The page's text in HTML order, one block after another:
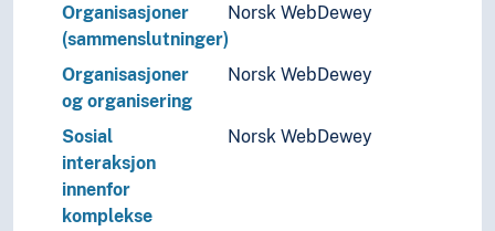
Organisasjoner
(sammenslutninger)
Norsk WebDewey
Organisasjoner
og organisering
Norsk WebDewey
Sosial
interaksjon
innenfor
komplekse
Norsk WebDewey